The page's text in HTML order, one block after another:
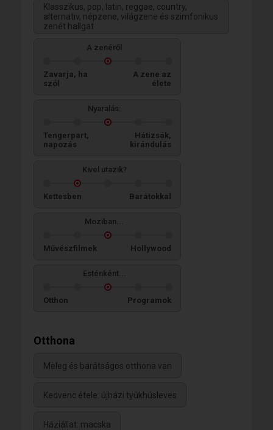
Klasszikus, pop, latin, reggae, country,
alternativ, népzene, világzene és szimfonikus
zenét hallgat
A zenéről
Zavarja, ha
szól
A zene az
élete
Nyaralás:
Tengerpart,
napozás
Hátizsák,
kirándulás
Kivel utazik?
Kettesben Barátokkal
Moziban...
Művészfilmek Hollywood
Esténként...
Otthon Programok
Otthona
Meleg és barátságos otthona van
Kedvenc étele: újházi tyúkhúsleves
Háziállat: macska